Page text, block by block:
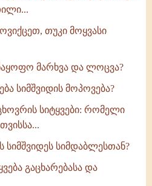
თუკი მოყვასი
მარხვა და ლოცვა?
სიმშვიდის მოპოვება?
სიტყვები: რომელი
სიმშვიდეს სიმდაბლესთან?
გაცხარებასა და